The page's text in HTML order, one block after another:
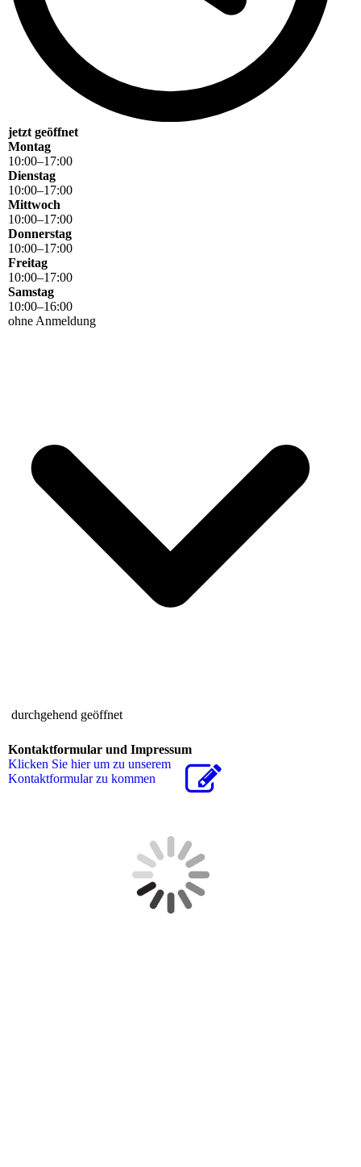
jetzt geöffnet
Montag
10:00–17:00
Dienstag
10:00–17:00
Mittwoch
10:00–17:00
Donnerstag
10:00–17:00
Freitag
10:00–17:00
Samstag
10:00–16:00
ohne Anmeldung
durchgehend geöffnet
Kontaktformular und Impressum
Klicken Sie hier um zu unserem
Kon­takt­for­mu­lar zu kommen